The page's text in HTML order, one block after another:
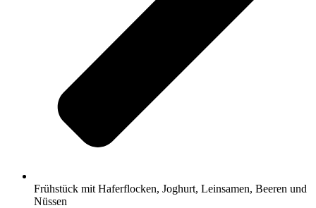
Frühstück mit Haferflocken, Joghurt, Leinsamen, Beeren und
Nüssen